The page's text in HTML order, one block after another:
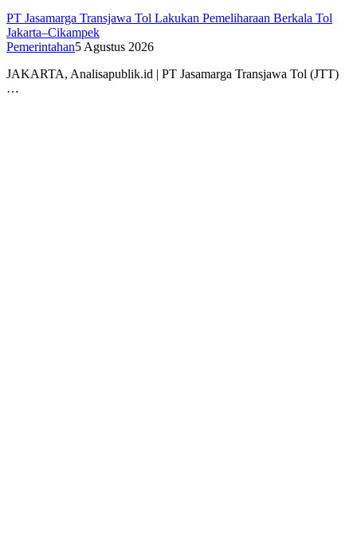
PT Jasamarga Transjawa Tol Lakukan Pemeliharaan Berkala Tol
Jakarta–Cikampek
Pemerintahan5 Agustus 2026
JAKARTA, Analisapublik.id | PT Jasamarga Transjawa Tol (JTT)
…